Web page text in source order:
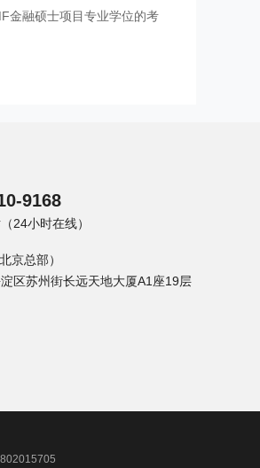
金融硕士项目专业学位的考
9168
24小时在线）
北京总部）
区苏州街长远天地大厦A1座19层